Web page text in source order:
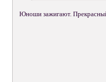
Юноши зажигают.